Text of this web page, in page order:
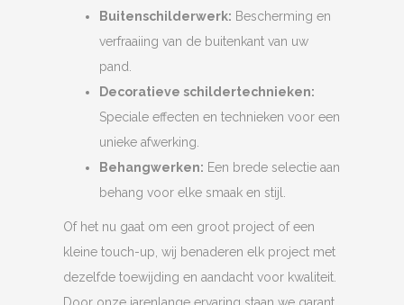
Buitenschilderwerk: Bescherming en
verfraaiing van de buitenkant van uw
pand.
Decoratieve schildertechnieken:
Speciale effecten en technieken voor een
unieke afwerking.
Behangwerken: Een brede selectie aan
behang voor elke smaak en stijl.
Of het nu gaat om een groot project of een
kleine touch-up, wij benaderen elk project met
dezelfde toewijding en aandacht voor kwaliteit.